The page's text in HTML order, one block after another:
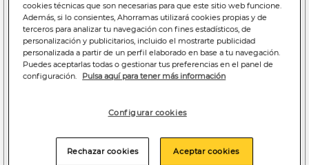
2,75€
7,64€/kilo
1,10€
5,50€/kilo
Alipende 200g
cookies técnicas que son necesarias para que este sitio web funcione.
Además, si lo consientes, Ahorramas utilizará cookies propias y de
terceros para analizar tu navegación con fines estadísticos, de
personalización y publicitarios, incluido el mostrarte publicidad
personalizada a partir de un perfil elaborado en base a tu navegación.
Puedes aceptarlas todas o gestionar tus preferencias en el panel de
configuración.
Pulsa aquí para tener más información
Configurar cookies
Rechazar cookies Aceptar cookies